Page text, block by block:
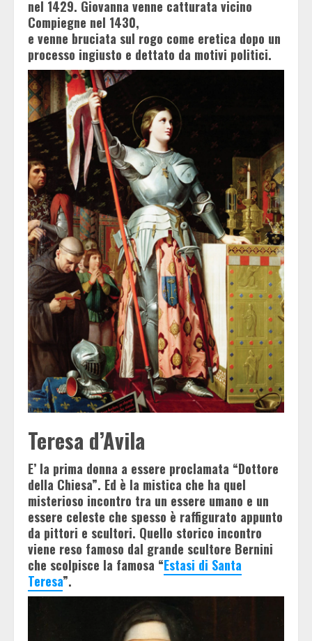
nel 1429. Giovanna venne catturata vicino
Compiegne nel 1430,
e venne bruciata sul rogo come eretica dopo un
processo ingiusto e dettato da motivi politici.
Teresa d’Avila
E’ la prima donna a essere proclamata “Dottore
della Chiesa”. Ed è la mistica che ha quel
misterioso incontro tra un essere umano e un
essere celeste che spesso è raffigurato appunto
da pittori e scultori. Quello storico incontro
viene reso famoso dal grande scultore Bernini
che scolpisce la famosa “Estasi di Santa
Teresa”.